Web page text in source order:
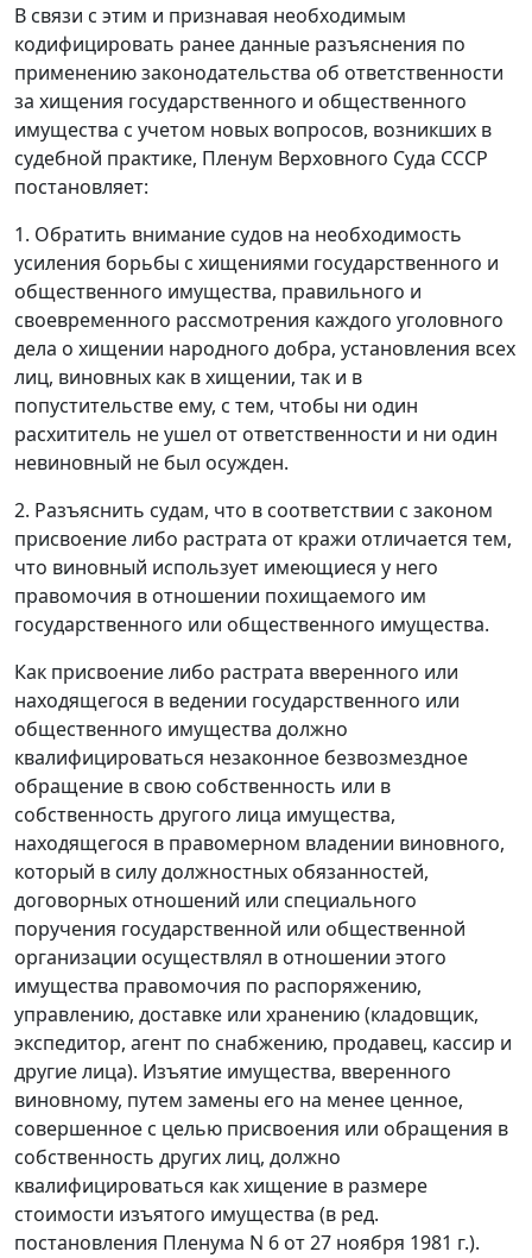
В связи с этим и признавая необходимым
кодифицировать ранее данные разъяснения по
применению законодательства об ответственности
за хищения государственного и общественного
имущества с учетом новых вопросов, возникших в
судебной практике, Пленум Верховного Суда СССР
постановляет:
1. Обратить внимание судов на необходимость
усиления борьбы с хищениями государственного и
общественного имущества, правильного и
своевременного рассмотрения каждого уголовного
дела о хищении народного добра, установления всех
лиц, виновных как в хищении, так и в
попустительстве ему, с тем, чтобы ни один
расхититель не ушел от ответственности и ни один
невиновный не был осужден.
2. Разъяснить судам, что в соответствии с законом
присвоение либо растрата от кражи отличается тем,
что виновный использует имеющиеся у него
правомочия в отношении похищаемого им
государственного или общественного имущества.
Как присвоение либо растрата вверенного или
находящегося в ведении государственного или
общественного имущества должно
квалифицироваться незаконное безвозмездное
обращение в свою собственность или в
собственность другого лица имущества,
находящегося в правомерном владении виновного,
который в силу должностных обязанностей,
договорных отношений или специального
поручения государственной или общественной
организации осуществлял в отношении этого
имущества правомочия по распоряжению,
управлению, доставке или хранению (кладовщик,
экспедитор, агент по снабжению, продавец, кассир и
другие лица). Изъятие имущества, вверенного
виновному, путем замены его на менее ценное,
совершенное с целью присвоения или обращения в
собственность других лиц, должно
квалифицироваться как хищение в размере
стоимости изъятого имущества (в ред.
постановления Пленума N 6 от 27 ноября 1981 г.).